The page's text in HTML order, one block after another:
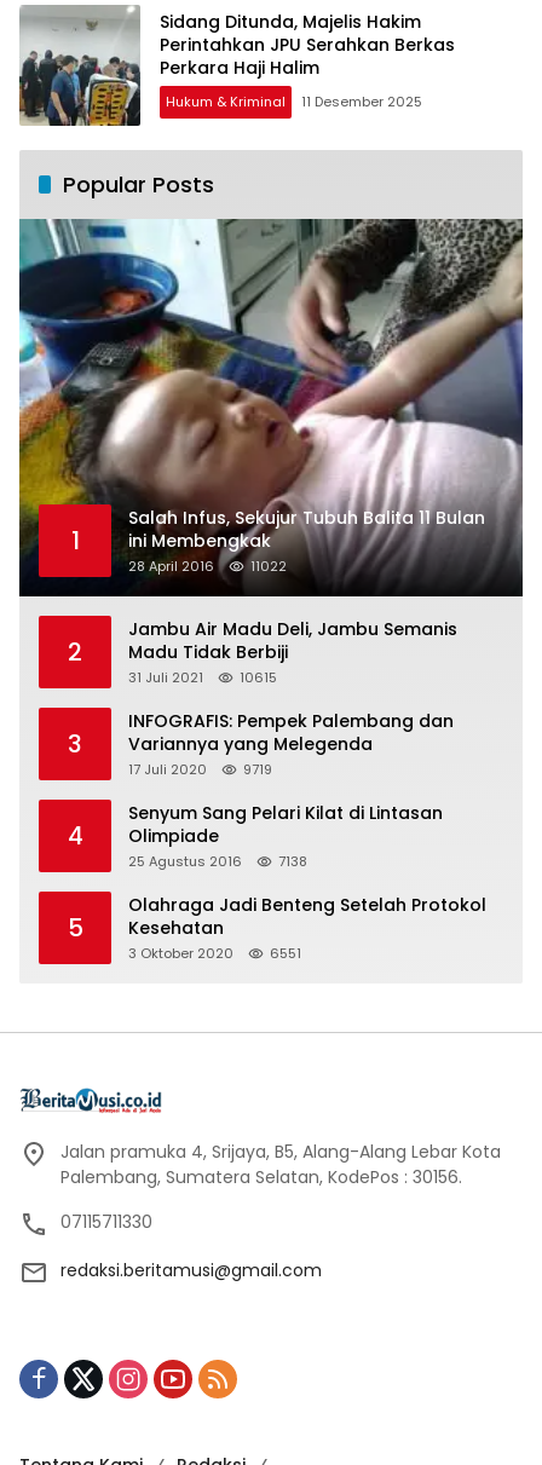
Sidang Ditunda, Majelis Hakim
Perintahkan JPU Serahkan Berkas
Perkara Haji Halim
Hukum & Kriminal 11 Desember 2025
Popular Posts
1
Salah Infus, Sekujur Tubuh Balita 11 Bulan
ini Membengkak
28 April 2016 11022
2
Jambu Air Madu Deli, Jambu Semanis
Madu Tidak Berbiji
31 Juli 2021 10615
3
INFOGRAFIS: Pempek Palembang dan
Variannya yang Melegenda
17 Juli 2020 9719
4
Senyum Sang Pelari Kilat di Lintasan
Olimpiade
25 Agustus 2016 7138
5
Olahraga Jadi Benteng Setelah Protokol
Kesehatan
3 Oktober 2020 6551
Jalan pramuka 4, Srijaya, B5, Alang-Alang Lebar Kota
Palembang, Sumatera Selatan, KodePos : 30156.
07115711330
redaksi.beritamusi@gmail.com